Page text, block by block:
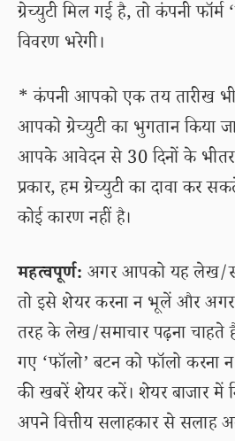
ग्रेच्युटी मिल गई है, तो कंपनी फॉर्म
विवरण भरेगी।
* कंपनी आपको एक तय तारीख
आपको ग्रेच्युटी का भुगतान किया
आपके आवेदन से 30 दिनों के भीतर
प्रकार, हम ग्रेच्युटी का दावा कर
कोई कारण नहीं है।
महत्वपूर्ण: अगर आपको यह लेख/
तो इसे शेयर करना न भूलें और
तरह के लेख/समाचार पढ़ना चाहते
गए ‘फॉलो’ बटन को फॉलो करना न
की खबरें शेयर करें। शेयर बाजार
अपने वित्तीय सलाहकार से सलाह